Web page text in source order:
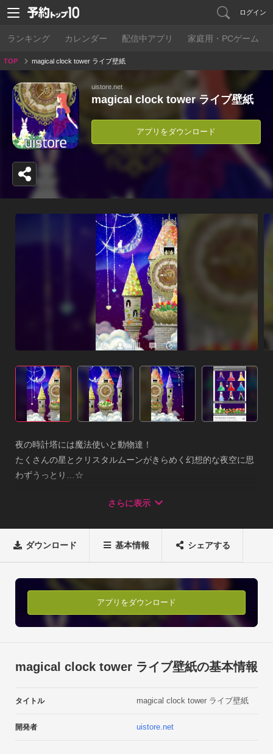
ログイン
ランキング カレンダー 配信中アプリ 家庭用・PCゲーム
TOP magical clock tower ライブ壁紙
uistore.net
magical clock tower ライブ壁紙
アプリをダウンロード
夜の時計塔には魔法使いと動物達！
たくさんの星とクリスタルムーンがきらめく幻想的な夜空に思
わずうっとり…☆
★パーティクルの数を変更できます
タップに反応します。★魔法使いのキュートでユニークな動き
に思わず笑顔になっちゃうかも:）
空を見上げたり、うさぎと遊んだり、他にもいろんな動きをす
るよ！
★窓からピョコピョコ覗くカラフルなうさぎ達がとってもキュ
ート！
※設定方法：ホーム＞メニュー＞壁紙＞ライブ壁紙
さらに表示
ダウンロード 基本情報 シェアする
アプリをダウンロード
magical clock tower ライブ壁紙の基本情報
タイトル magical clock tower ライブ壁紙
開発者 uistore.net